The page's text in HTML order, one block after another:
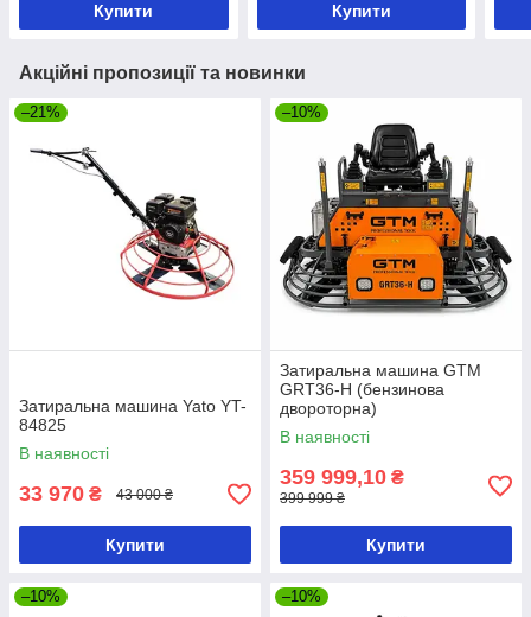
Купити Купити
Акційні пропозиції та новинки
–21%
Затиральна машина Yato YT-
84825
В наявності
33 970 ₴ 43 000 ₴
Купити
–10%
Затиральна машина GTM
GRT36-H (бензинова
двороторна)
В наявності
359 999,10 ₴
399 999 ₴
Купити
–10% –10%